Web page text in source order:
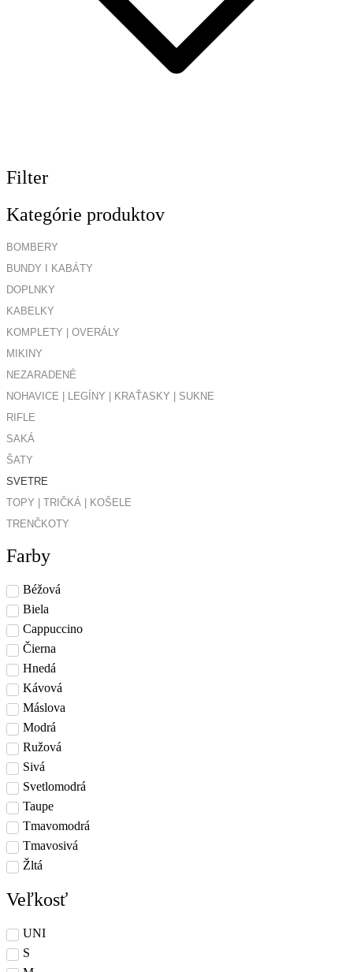
Filter
Kategórie produktov
BOMBERY
BUNDY I KABÁTY
DOPLNKY
KABELKY
KOMPLETY | OVERÁLY
MIKINY
NEZARADENÉ
NOHAVICE | LEGÍNY | KRAŤASKY | SUKNE
RIFLE
SAKÁ
ŠATY
SVETRE
TOPY | TRIČKÁ | KOŠELE
TRENČKOTY
Farby
Béžová
Biela
Cappuccino
Čierna
Hnedá
Kávová
Máslova
Modrá
Ružová
Sivá
Svetlomodrá
Taupe
Tmavomodrá
Tmavosivá
Žltá
Veľkosť
UNI
S